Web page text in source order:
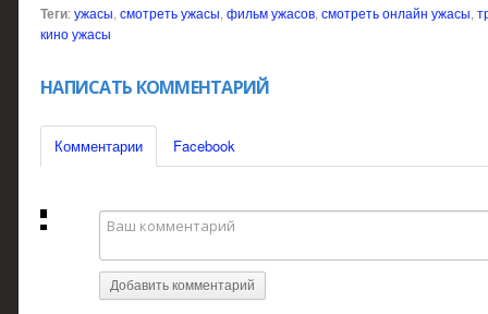
Теги:ужасы, смотреть ужасы, фильм ужасов, смотреть онлайн ужасы,
кино ужасы
НАПИСАТЬ КОММЕНТАРИЙ
Комментарии Facebook
Добавить комментарий